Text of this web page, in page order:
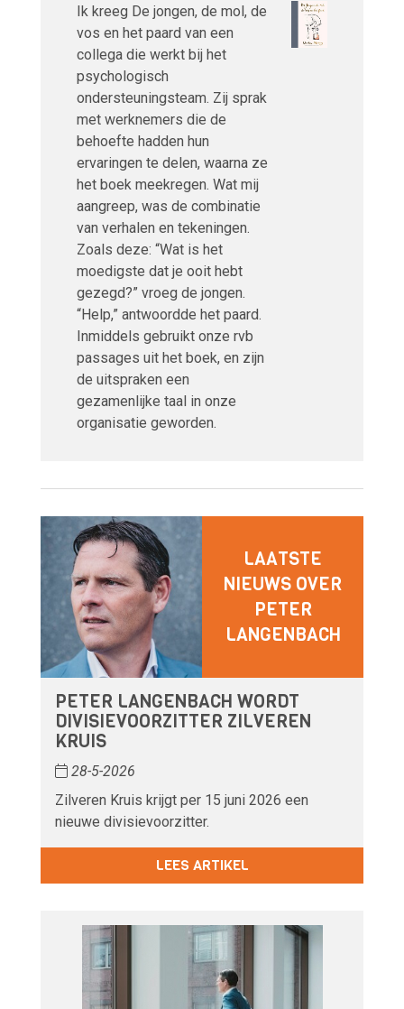
Ik kreeg De jongen, de mol, de
vos en het paard van een
collega die werkt bij het
psychologisch
ondersteuningsteam. Zij sprak
met werknemers die de
behoefte hadden hun
ervaringen te delen, waarna ze
het boek meekregen. Wat mij
aangreep, was de combinatie
van verhalen en tekeningen.
Zoals deze: “Wat is het
moedigste dat je ooit hebt
gezegd?” vroeg de jongen.
“Help,” antwoordde het paard.
Inmiddels gebruikt onze rvb
passages uit het boek, en zijn
de uitspraken een
gezamenlijke taal in onze
organisatie geworden.
LAATSTE
NIEUWS OVER
PETER
LANGENBACH
PETER LANGENBACH WORDT
DIVISIEVOORZITTER ZILVEREN
KRUIS
28-5-2026
Zilveren Kruis krijgt per 15 juni 2026 een
nieuwe divisievoorzitter.
LEES ARTIKEL